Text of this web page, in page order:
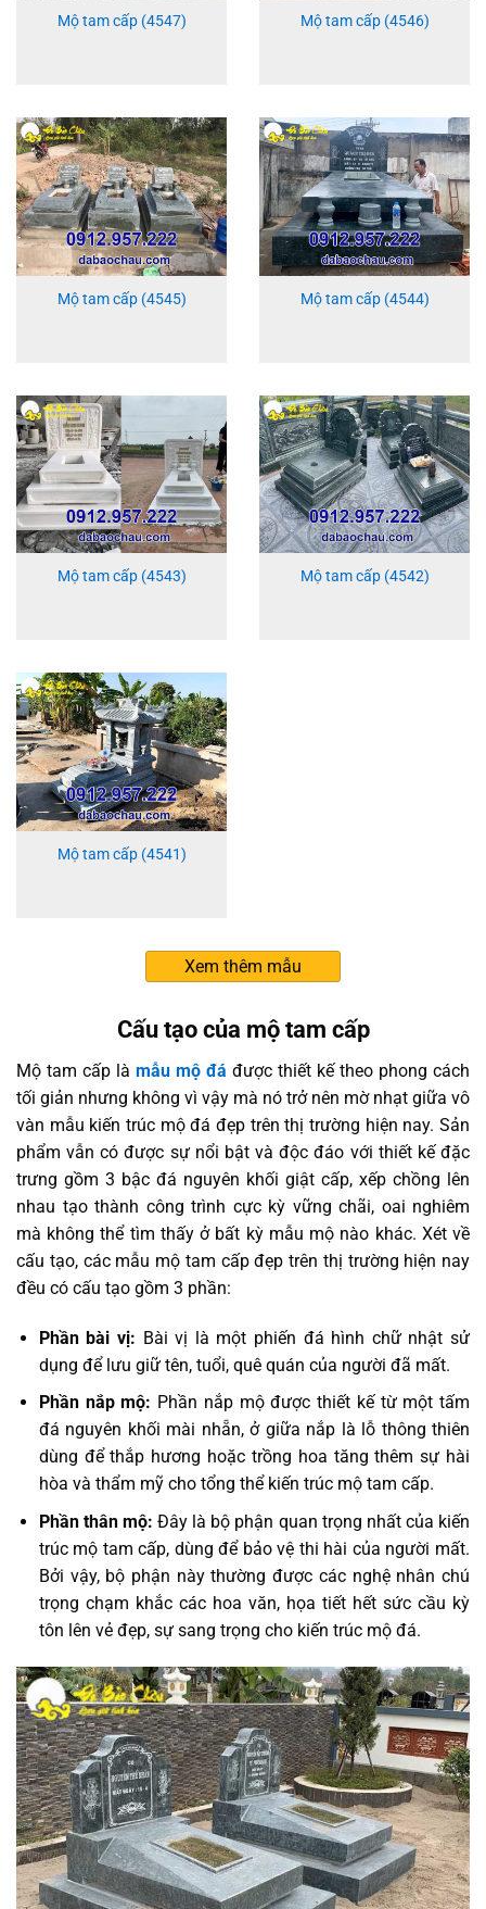
Mộ tam cấp (4547) Mộ tam cấp (4546)
Mộ tam cấp (4545) Mộ tam cấp (4544)
Mộ tam cấp (4543) Mộ tam cấp (4542)
Mộ tam cấp (4541)
Xem thêm mẫu
Cấu tạo của mộ tam cấp
Mộ tam cấp là mẫu mộ đá được thiết kế theo phong cách
tối giản nhưng không vì vậy mà nó trở nên mờ nhạt giữa vô
vàn mẫu kiến trúc mộ đá đẹp trên thị trường hiện nay. Sản
phẩm vẫn có được sự nổi bật và độc đáo với thiết kế đặc
trưng gồm 3 bậc đá nguyên khối giật cấp, xếp chồng lên
nhau tạo thành công trình cực kỳ vững chãi, oai nghiêm
mà không thể tìm thấy ở bất kỳ mẫu mộ nào khác. Xét về
cấu tạo, các mẫu mộ tam cấp đẹp trên thị trường hiện nay
đều có cấu tạo gồm 3 phần:
Phần bài vị: Bài vị là một phiến đá hình chữ nhật sử
dụng để lưu giữ tên, tuổi, quê quán của người đã mất.
Phần nắp mộ: Phần nắp mộ được thiết kế từ một tấm
đá nguyên khối mài nhẵn, ở giữa nắp là lỗ thông thiên
dùng để thắp hương hoặc trồng hoa tăng thêm sự hài
hòa và thẩm mỹ cho tổng thể kiến trúc mộ tam cấp.
Phần thân mộ:Đây là bộ phận quan trọng nhất của kiến
trúc mộ tam cấp, dùng để bảo vệ thi hài của người mất.
Bởi vậy, bộ phận này thường được các nghệ nhân chú
trọng chạm khắc các hoa văn, họa tiết hết sức cầu kỳ
tôn lên vẻ đẹp, sự sang trọng cho kiến trúc mộ đá.